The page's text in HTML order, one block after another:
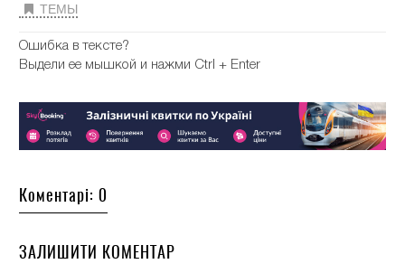
ТЕМЫ
Ошибка в тексте?
Выдели ее мышкой и нажми Ctrl + Enter
Коментарі: 0
ЗАЛИШИТИ КОМЕНТАР